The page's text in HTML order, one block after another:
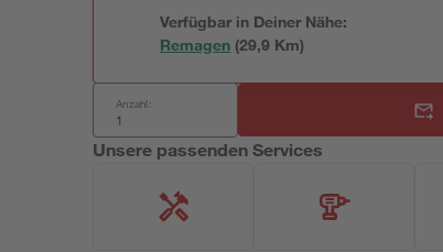
Verfügbar in Deiner Nähe:
Remagen (29,9 Km)
Anzahl:
Unsere passenden Services